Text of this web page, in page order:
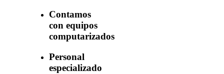
Contamos
con equipos
computarizados
Personal
especializado